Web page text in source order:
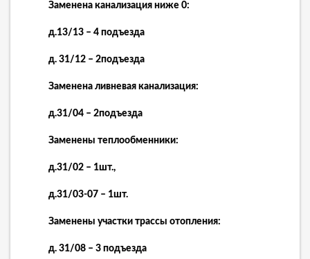
Заменена канализация ниже 0:
д.13/13 – 4 подъезда
д. 31/12 – 2подъезда
Заменена ливневая канализация:
д.31/04 – 2подъезда
Заменены теплообменники:
д.31/02 – 1шт.,
д.31/03-07 – 1шт.
Заменены участки трассы отопления:
д. 31/08 – 3 подъезда